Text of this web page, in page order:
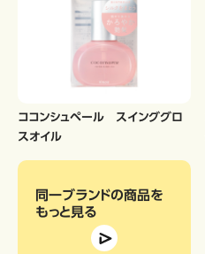
ココンシュペール スインググロ
スオイル
同一ブランドの商品を
もっと見る